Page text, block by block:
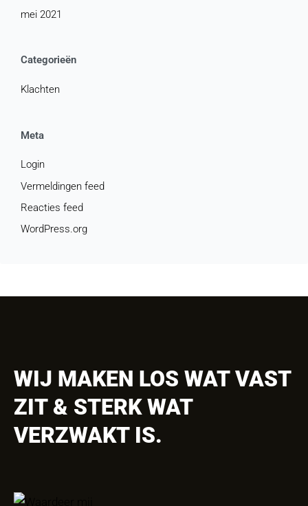
mei 2021
Categorieën
Klachten
Meta
Login
Vermeldingen feed
Reacties feed
WordPress.org
WIJ MAKEN LOS WAT VAST
ZIT & STERK WAT
VERZWAKT IS.